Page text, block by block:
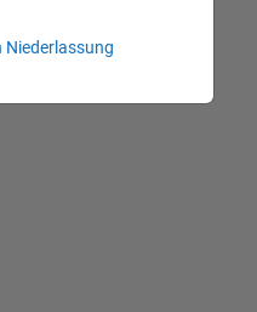
Niederlassung